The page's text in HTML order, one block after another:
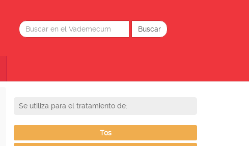
Se utiliza para el tratamiento de:
Tos